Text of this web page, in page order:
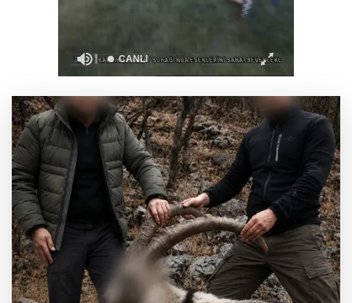
Görevden uzaklaştırılan Utku Caner Çaykara
Fındık alım fiyatları açıklandı... Alımlar 24
Ağustos'ta başlıyor